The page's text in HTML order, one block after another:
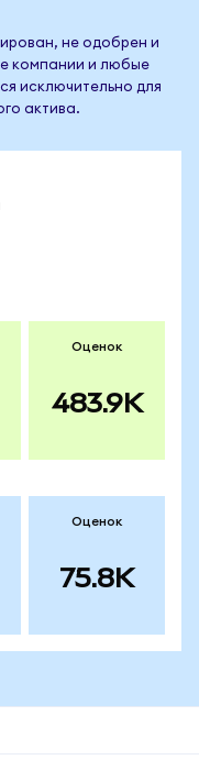
не одобрен и
компании и любые
исключительно для
актива.
Оценок
483.9K
Оценок
75.8K